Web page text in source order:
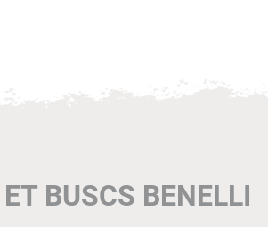
BUSCS BENELLI